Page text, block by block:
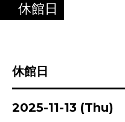
休館日
休館日
2025-11-13 (Thu)